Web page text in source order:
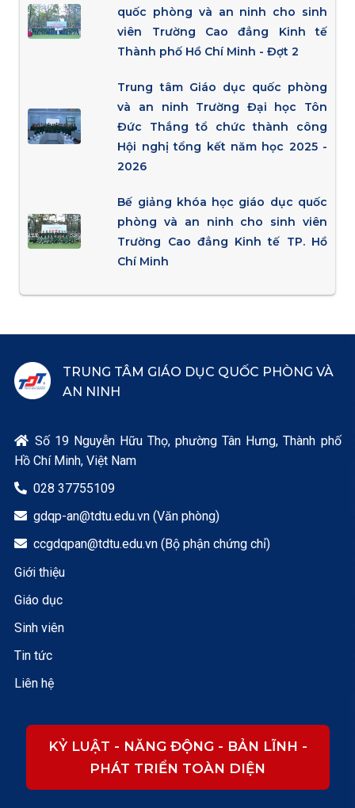
quốc phòng và an ninh cho sinh
viên Trường Cao đẳng Kinh tế
Thành phố Hồ Chí Minh - Đợt 2
Trung tâm Giáo dục quốc phòng
và an ninh Trường Đại học Tôn
Đức Thắng tổ chức thành công
Hội nghị tổng kết năm học 2025 -
2026
Bế giảng khóa học giáo dục quốc
phòng và an ninh cho sinh viên
Trường Cao đẳng Kinh tế TP. Hồ
Chí Minh
TRUNG TÂM GIÁO DỤC QUỐC PHÒNG VÀ
AN NINH
 Số 19 Nguyễn Hữu Thọ, phường Tân Hưng, Thành phố
Hồ Chí Minh, Việt Nam
 028 37755109
 gdqp-an@tdtu.edu.vn (Văn phòng)
 ccgdqpan@tdtu.edu.vn (Bộ phận chứng chỉ)
Giới thiệu
Giáo dục
Sinh viên
Tin tức
Liên hệ
KỶ LUẬT - NĂNG ĐỘNG - BẢN LĨNH -
PHÁT TRIỂN TOÀN DIỆN